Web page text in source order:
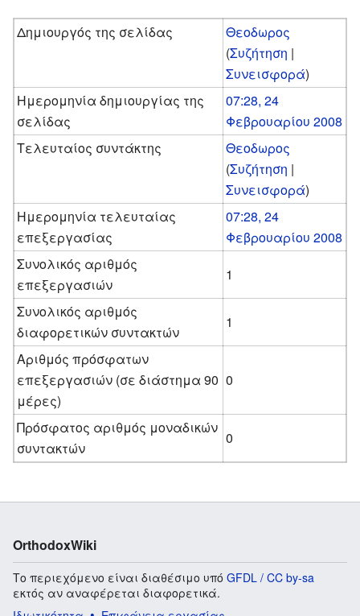
Δημιουργός της σελίδας
Θεοδωρος
(Συζήτηση |
Συνεισφορά)
Ημερομηνία δημιουργίας της
σελίδας
07:28, 24
Φεβρουαρίου 2008
Τελευταίος συντάκτης
Θεοδωρος
(Συζήτηση |
Συνεισφορά)
Ημερομηνία τελευταίας
επεξεργασίας
07:28, 24
Φεβρουαρίου 2008
Συνολικός αριθμός
επεξεργασιών
1
Συνολικός αριθμός
διαφορετικών συντακτών
1
Αριθμός πρόσφατων
επεξεργασιών (σε διάστημα 90
μέρες)
0
Πρόσφατος αριθμός μοναδικών
συντακτών
0
OrthodoxWiki
Το περιεχόμενο είναι διαθέσιμο υπό GFDL / CC by-sa
εκτός αν αναφέρεται διαφορετικά.